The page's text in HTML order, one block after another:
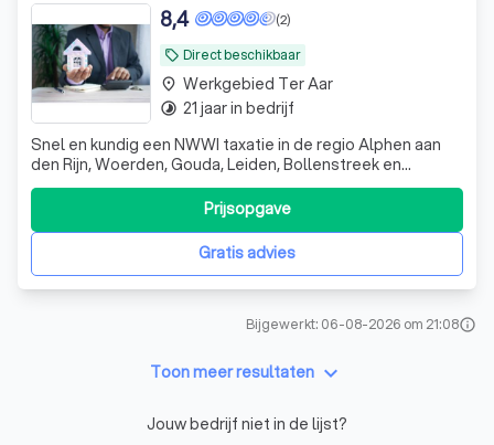
local_offer Direct beschikbaar
(2)
8,4
Snel en kundig een NWWI taxatie in de regio Alphen aan
den Rijn, Woerden, Gouda, Leiden, Bollenstreek en
Haarlemmermeer.
Gratis advies
Prijsopgave
place Werkgebied Ter Aar
timelapse 21 jaar in bedrijf
Bijgewerkt: 06-08-2026 om 21:08info
Toon meer resultaten keyboard_arrow_down
Jouw bedrijf niet in de lijst?